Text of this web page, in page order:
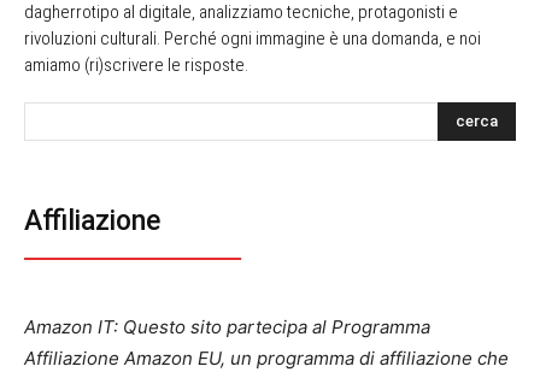
dagherrotipo al digitale, analizziamo tecniche, protagonisti e
rivoluzioni culturali. Perché ogni immagine è una domanda, e noi
amiamo (ri)scrivere le risposte.
cerca
Affiliazione
Amazon IT: Questo sito partecipa al Programma
Affiliazione Amazon EU, un programma di affiliazione che